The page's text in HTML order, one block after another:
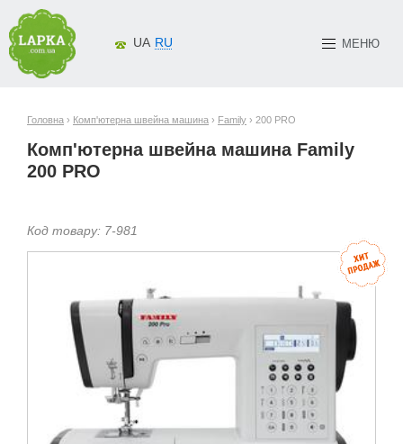
МЕНЮ
UA RU
Головна › Комп'ютерна швейна машина › Family › 200 PRO
Комп'ютерна швейна машина Family
200 PRO
Код товару: 7-981